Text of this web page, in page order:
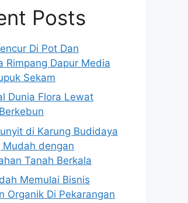
Posts
Di Pot Dan
Rimpang Dapur Media
Sekam
Dunia Flora Lewat
di Karung Budidaya
Mudah dengan
Tanah Berkala
Memulai Bisnis
Organik Di Pekarangan